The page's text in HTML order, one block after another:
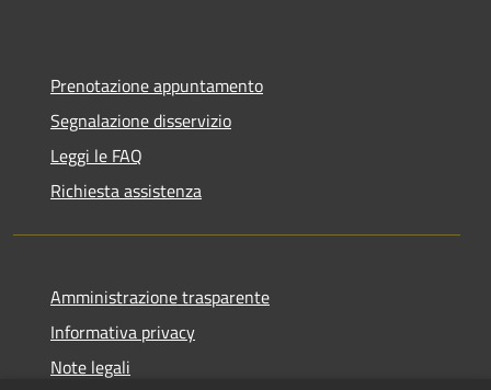
Prenotazione appuntamento
Segnalazione disservizio
Leggi le FAQ
Richiesta assistenza
Amministrazione trasparente
Informativa privacy
Note legali